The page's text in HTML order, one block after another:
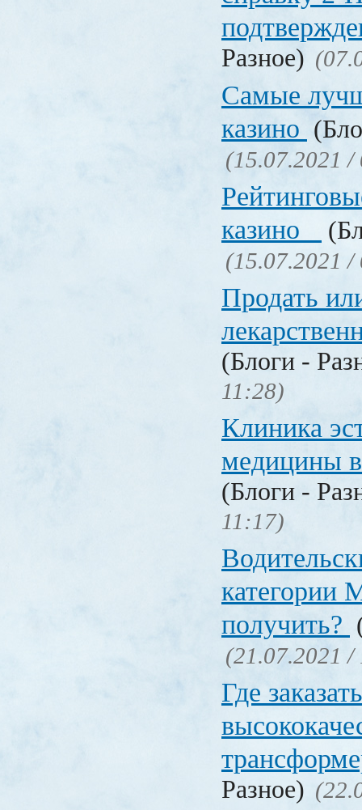
Разное)
Самые
казино
(15.07.2021 /
казино
(15.07.2021 /
Продать
(Блоги -
11:28)
Клиника
медицины
(Блоги -
11:17)
категории
получить?
(21.07.2021 /
Где заказать
Разное)